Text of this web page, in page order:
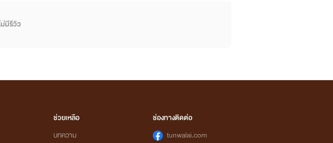
ม่มีรีวิว
ช่วยเหลือ
บทความ
ช่องทางติดต่อ
tunwalai.com